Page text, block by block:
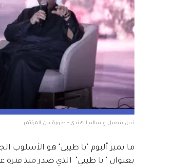
نبيل شعيل و سالم الهندي - صورة من المؤتمر
ما يميز ألبوم "يا طيبي" هو الأسلوب
بعنوان " يا طيبي"  الذي صدر منذ فترة